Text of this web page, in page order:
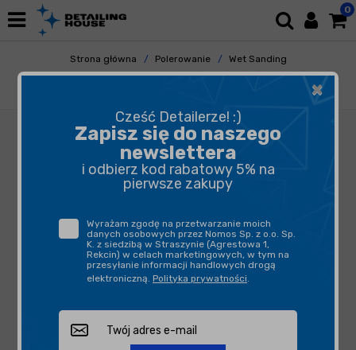
0
Strona główna Polerowanie
Wet Sanding
Papiery
×
Cześć Detailerze! :)
Zapisz się do naszego
newslettera
i odbierz kod rabatowy 5% na
pierwsze zakupy
Wyrażam zgodę na przetwarzanie moich
danych osobowych przez Nomos Sp. z o.o. Sp.
K. z siedzibą w Straszynie (Agrestowa 1,
Rekcin) w celach marketingowych, w tym na
przesyłanie informacji handlowych drogą
elektroniczną. Polityka prywatności.